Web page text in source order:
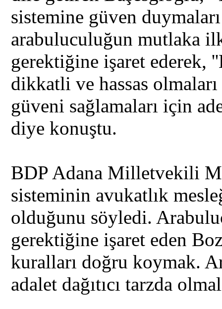
sistemine güven
arabuluculuğun mutlaka
gerektiğine işaret ederek,
dikkatli ve hassas
güveni sağlamaları için
diye konuştu.
BDP Adana Milletvekili
sisteminin avukatlık
olduğunu söyledi.
gerektiğine işaret eden
kuralları doğru koymak.
adalet dağıtıcı tarzda